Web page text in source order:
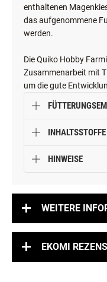
enthaltenen
das aufgenommene
werden.
Die Quiko Hobby
Zusammenarbeit mit
um die gute
INHALTSSTOFFE
HINWEISE
WEITERE
EKOMI